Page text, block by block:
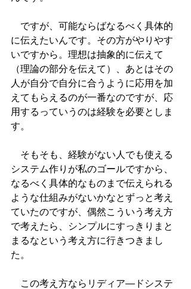
ですが、可能ならばなるべく具体的
に伝えたいんです。その方がやりやす
いですから。理想は抽象的に伝えて
（理論の部分を伝えて）、あとはその
人が自分で自分に合うように応用を加
えてもらえるのが一番なのですが、応
用するっていうのは経験を必要としま
す。
そもそも、経験がない人でも使える
システム作りが私のゴールですから、
なるべく具体的なものまで伝えられる
ような仕組みがないかなとずっと考え
ていたのですが、偶然こういう考え方
で考えたら、シンプルにすっきりまと
まるなという考え方に行きつきまし
た。
この考え方ならリディア―ドシステ